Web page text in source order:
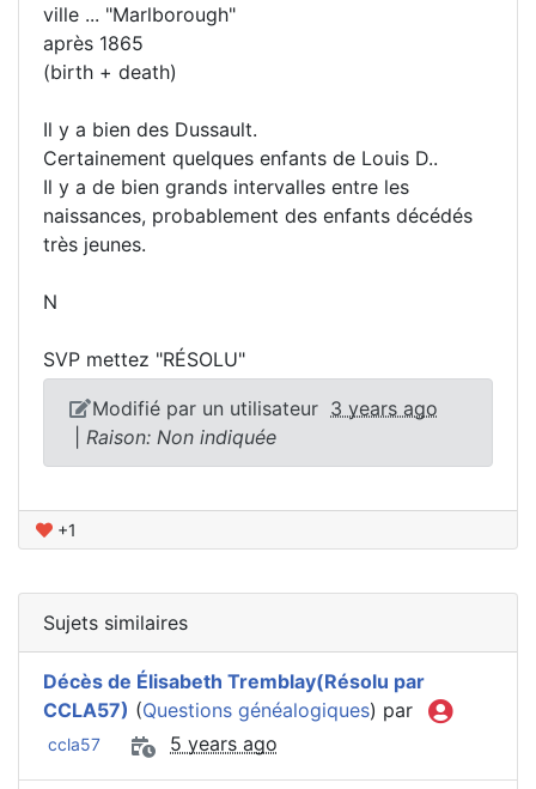
ville ... "Marlborough"
après 1865
(birth + death)
Il y a bien des Dussault.
Certainement quelques enfants de Louis D..
Il y a de bien grands intervalles entre les
naissances, probablement des enfants décédés
très jeunes.
N
SVP mettez "RÉSOLU"
Modifié par un utilisateur 3 years ago
Raison: Non indiquée
+1
Sujets similaires
Décès de Élisabeth Tremblay(Résolu par
CCLA57) (Questions généalogiques) par
ccla57 5 years ago